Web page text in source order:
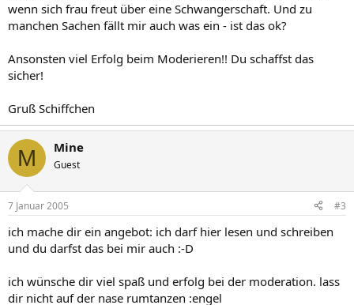
wenn sich frau freut über eine Schwangerschaft. Und zu
manchen Sachen fällt mir auch was ein - ist das ok?
Ansonsten viel Erfolg beim Moderieren!! Du schaffst das
sicher!
Gruß Schiffchen
M Mine
Guest
7 Januar 2005 #3
ich mache dir ein angebot: ich darf hier lesen und schreiben
und du darfst das bei mir auch :-D
ich wünsche dir viel spaß und erfolg bei der moderation. lass
dir nicht auf der nase rumtanzen :engel